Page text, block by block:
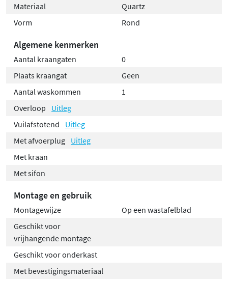
Materiaal
Quartz
Vorm
Rond
Algemene kenmerken
Aantal kraangaten
0
Plaats kraangat
Geen
Aantal waskommen
1
Overloop
Uitleg
Vuilafstotend
Uitleg
Met afvoerplug Uitleg
Met kraan
Met sifon
Montage en gebruik
Montagewijze
Op een wastafelblad
Geschikt voor
vrijhangende montage
Geschikt voor onderkast
Met bevestigingsmateriaal